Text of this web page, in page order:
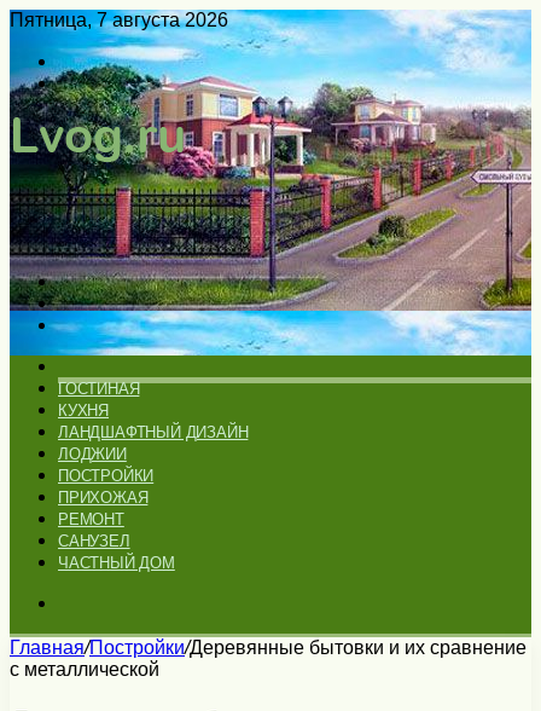
Пятница, 7 августа 2026
Войти
Switch
skin
Меню
Искать
Switch
skin
ГОСТИНАЯ
КУХНЯ
ЛАНДШАФТНЫЙ ДИЗАЙН
ЛОДЖИИ
ПОСТРОЙКИ
ПРИХОЖАЯ
РЕМОНТ
САНУЗЕЛ
ЧАСТНЫЙ ДОМ
Главная/Постройки/Деревянные бытовки и их сравнение
с металлической